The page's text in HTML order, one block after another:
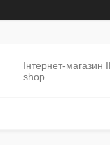
Інтернет-магазин
shop